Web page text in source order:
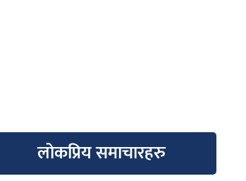
लोकप्रिय समाचारहरु